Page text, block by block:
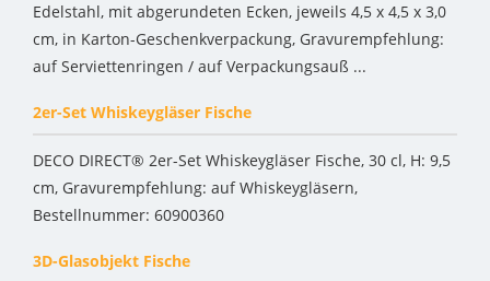
Edelstahl, mit abgerundeten Ecken, jeweils 4,5 x 4,5 x 3,0
cm, in Karton-Geschenkverpackung, Gravurempfehlung:
auf Serviettenringen / auf Verpackungsauß ...
2er-Set Whiskeygläser Fische
DECO DIRECT® 2er-Set Whiskeygläser Fische, 30 cl, H: 9,5
cm, Gravurempfehlung: auf Whiskeygläsern,
Bestellnummer: 60900360
3D-Glasobjekt Fische